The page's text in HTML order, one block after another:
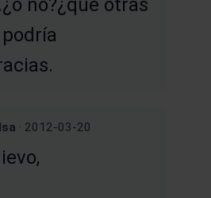
no?¿qué otras
· 2012-03-20